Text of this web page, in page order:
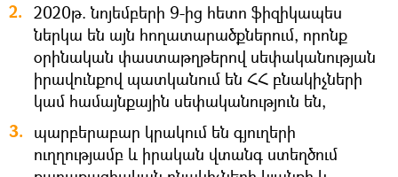
2020թ. նոյեմբերի 9-ից հետո ֆիզիկապես
ներկա են այն հողատարածքներում, որոնք
օրինական փաստաթղթերով սեփականության
իրավունքով պատկանում են ՀՀ բնակիչների
կամ համայնքային սեփականություն են,
պարբերաբար կրակում են գյուղերի
ուղղությամբ և իրական վտանգ ստեղծում